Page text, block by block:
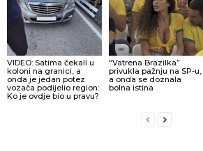
VIDEO: Satima čekali u
koloni na granici, a
onda je jedan potez
vozača podijelio region:
Ko je ovdje bio u pravu?
“Vatrena Brazilka”
privukla pažnju na SP-u,
a onda se doznala
bolna istina